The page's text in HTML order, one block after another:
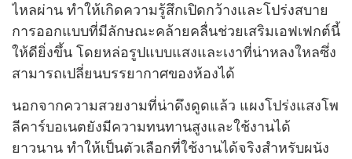
ไหลผ่าน ทำให้เกิดความรู้สึกเปิดกว้างและโปร่งสบาย
การออกแบบที่มีลักษณะคล้ายคลื่นช่วยเสริมเอฟเฟกต์นี้
ให้ดียิ่งขึ้น โดยหล่อรูปแบบแสงและเงาที่น่าหลงใหลซึ่ง
สามารถเปลี่ยนบรรยากาศของห้องได้
นอกจากความสวยงามที่น่าดึงดูดแล้ว แผงโปร่งแสงโพ
ลีคาร์บอเนตยังมีความทนทานสูงและใช้งานได้
ยาวนาน ทำให้เป็นตัวเลือกที่ใช้งานได้จริงสำหรับผนัง